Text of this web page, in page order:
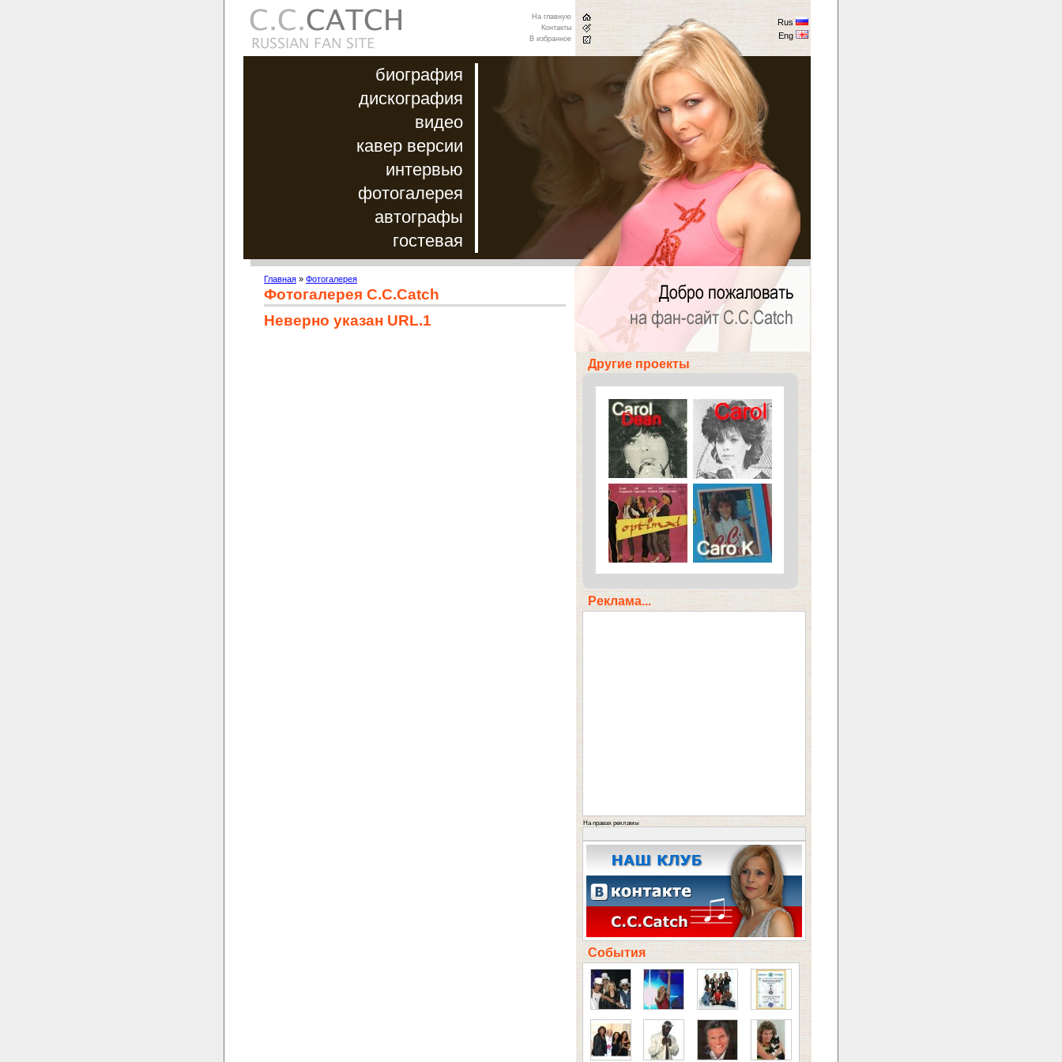
биография
дискография
видео
кавер версии
интервью
фотогалерея
автографы
гостевая
На главную
Контакты
В избранное
Rus
Eng
Главная » Фотогалерея
Фотогалерея C.C.Catch
Неверно указан URL.1
Другие проекты
Реклама...
На правах рекламы
События